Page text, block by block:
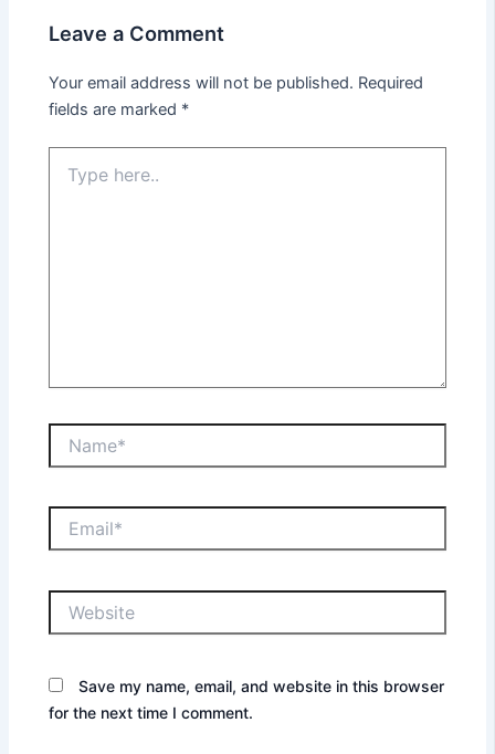
Leave a Comment
Your email address will not be published. Required
fields are marked *
here..
Save my name, email, and website in this browser
for the next time I comment.